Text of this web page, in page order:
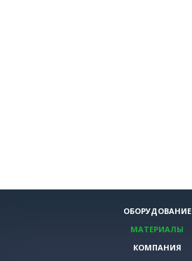
ОБОРУДОВАНИЕ
МАТЕРИАЛЫ
КОМПАНИЯ